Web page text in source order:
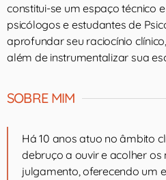
constitui-se um espaço técnico
psicólogos e estudantes de
aprofundar seu raciocínio
além de instrumentalizar sua
SOBRE MIM
Há 10 anos atuo no âmbito
debruço a ouvir e acolher os
julgamento, oferecendo um